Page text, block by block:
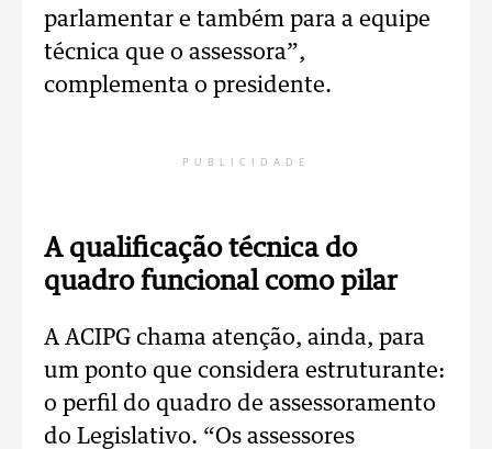
parlamentar e também para a equipe
técnica que o assessora”,
complementa o presidente.
PUBLICIDADE
A qualificação técnica do
quadro funcional como pilar
A ACIPG chama atenção, ainda, para
um ponto que considera estruturante:
o perfil do quadro de assessoramento
do Legislativo. “Os assessores